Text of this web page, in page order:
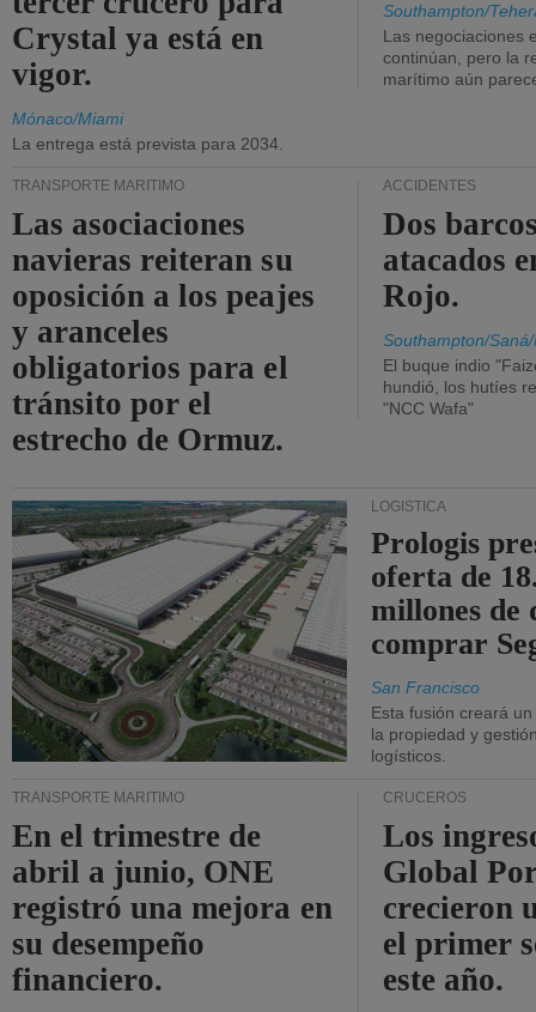
Crystal ya está en
vigor.
Mónaco/Miami
La entrega está prevista para 2034.
Southampton/
Las negociaciones
continúan, pero la
marítimo aún
TRANSPORTE MARÍTIMO
Las asociaciones
navieras reiteran su
oposición a los peajes
y aranceles
obligatorios para el
tránsito por el
estrecho de Ormuz.
ACCIDENTES
Dos
atacados
Rojo.
Southampton/
El buque indio
hundió, los hutíes
"NCC Wafa"
LOGÍSTICA
Prologis
oferta de
millones de
comprar
San Francisco
Esta fusión creará
la propiedad y
logísticos.
TRANSPORTE MARÍTIMO
En el trimestre de
abril a junio, ONE
registró una mejora en
su desempeño
financiero.
CRUCEROS
Los
Global
crecieron
el primer
este año.